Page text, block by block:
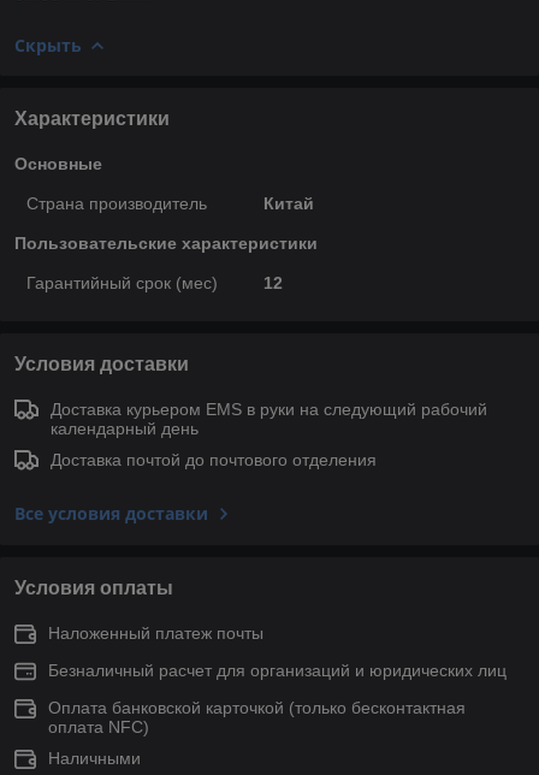
Скрыть
Характеристики
Основные
Страна производитель Китай
Пользовательские характеристики
Гарантийный срок (мес) 12
Условия доставки
Доставка курьером EMS в руки на следующий рабочий
календарный день
Доставка почтой до почтового отделения
Все условия доставки
Условия оплаты
Наложенный платеж почты
Безналичный расчет для организаций и юридических лиц
Оплата банковской карточкой (только беcконтактная
оплата NFC)
Наличными